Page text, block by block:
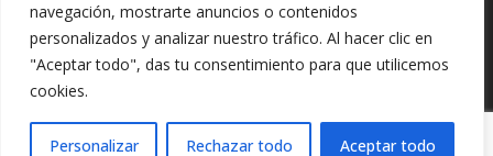
navegación, mostrarte anuncios o contenidos
personalizados y analizar nuestro tráfico. Al hacer clic en
"Aceptar todo", das tu consentimiento para que utilicemos
cookies.
Personalizar Rechazar todo Aceptar todo
Politíca de privacidad